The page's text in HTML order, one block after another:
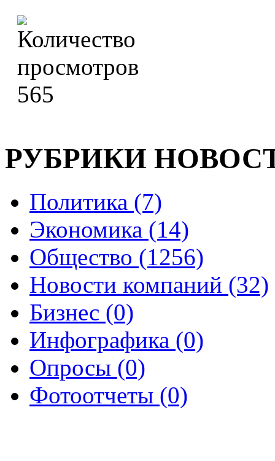
565
РУБРИКИ
Политика (7)
Экономика (14)
Общество (1256)
Новости компаний (32)
Бизнес (0)
Инфографика (0)
Опросы (0)
Фотоотчеты (0)